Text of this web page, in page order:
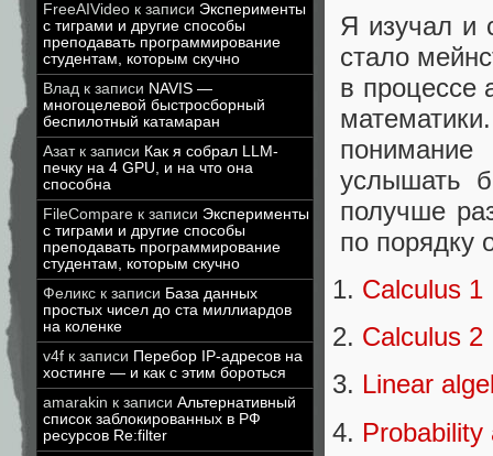
FreeAIVideo к записи Эксперименты
с тиграми и другие способы
преподавать программирование
студентам, которым скучно
Влад к записи NAVIS —
многоцелевой быстросборный
беспилотный катамаран
Азатк записи Как я собрал LLM-
печку на 4 GPU, и на что она
способна
FileCompare к записи Эксперименты
с тиграми и другие способы
преподавать программирование
студентам, которым скучно
Феликс к записи База данных
простых чисел до ста миллиардов
на коленке
v4f к записи Перебор IP-адресов на
хостинге — и как с этим бороться
amarakin к записи Альтернативный
список заблокированных в РФ
ресурсов Re:filter
Я изучал и
стало
в процессе
услышать
получше
по порядку
Calculus 1
Calculus 2
Linear